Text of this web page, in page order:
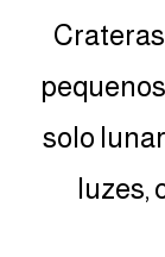
solo
luzes,